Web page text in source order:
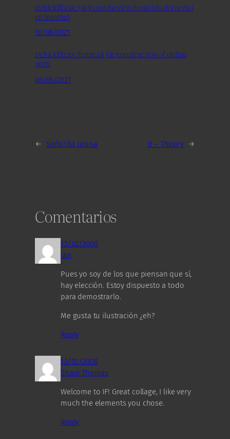
r/chickflixxx: (de)construcción feminista del porno
en internet
10/06/2021
r/chickflixxx: feminist (de)construction of online
porn
06/06/2021
← Señorita Leona IF – Theory →
Comentarios
13/02/2008
Jan
Pues yo soy de los que piensan que sí,
hay elección. Estoy dispuesto a todo
para demostrarlo.
Me gusta tu ilustración ¿eh?
Reply
13/02/2008
Shani Thomas
Welcome to IF! Great collage, I like very
much the elements you chose.
Reply